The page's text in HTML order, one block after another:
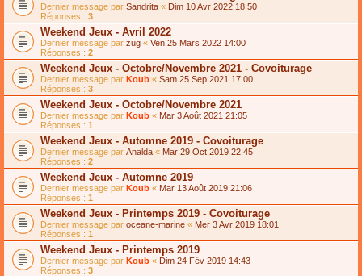
Dernier message par Sandrita « Dim 10 Avr 2022 18:50
Réponses : 3
Weekend Jeux - Avril 2022
Dernier message par zug « Ven 25 Mars 2022 14:00
Réponses : 2
Weekend Jeux - Octobre/Novembre 2021 - Covoiturage
Dernier message par Koub « Sam 25 Sep 2021 17:00
Réponses : 3
Weekend Jeux - Octobre/Novembre 2021
Dernier message par Koub « Mar 3 Août 2021 21:05
Réponses : 1
Weekend Jeux - Automne 2019 - Covoiturage
Dernier message par Analda « Mar 29 Oct 2019 22:45
Réponses : 2
Weekend Jeux - Automne 2019
Dernier message par Koub « Mar 13 Août 2019 21:06
Réponses : 1
Weekend Jeux - Printemps 2019 - Covoiturage
Dernier message par oceane-marine « Mer 3 Avr 2019 18:01
Réponses : 1
Weekend Jeux - Printemps 2019
Dernier message par Koub « Dim 24 Fév 2019 14:43
Réponses : 3